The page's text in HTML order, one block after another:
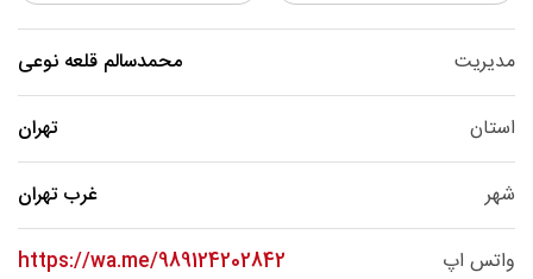
مدیریت محمدسالم قلعه نوعی
استان تهران
شهر غرب تهران
واتس اپ https://wa.me/989124202842